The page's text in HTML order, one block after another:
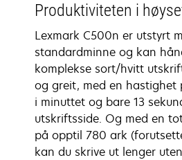
Produktiviteten i
Lexmark C500n er utstyrt
standardminne og kan
komplekse sort/hvitt
og greit, med en hastighet
i minuttet og bare 13
utskriftsside. Og med en
på opptil 780 ark
kan du skrive ut lenger